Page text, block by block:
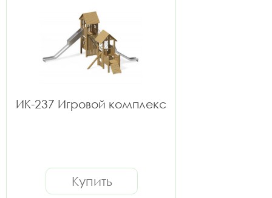
ИК-237 Игровой комплекс
Купить